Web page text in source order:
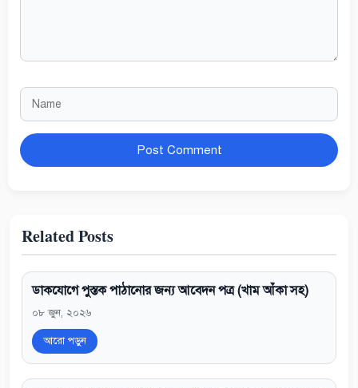
Name
Website
Related Posts
ডাকযোগে পুস্তক পাঠানোর জন্য আবেদন পত্র (খাম আঁকা সহ)
০৮ জুন, ২০২৬
আরো পড়ুন